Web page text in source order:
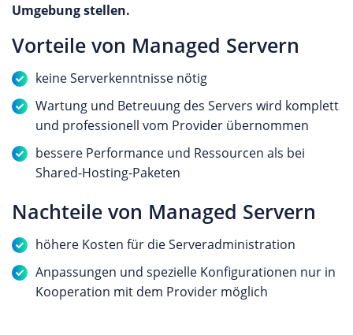
Umgebung stellen.
Vorteile von Managed Servern
keine Serverkenntnisse nötig
Wartung und Betreuung des Servers wird komplett
und professionell vom Provider übernommen
bessere Performance und Ressourcen als bei
Shared-Hosting-Paketen
Nachteile von Managed Servern
höhere Kosten für die Serveradministration
Anpassungen und spezielle Konfigurationen nur in
Kooperation mit dem Provider möglich